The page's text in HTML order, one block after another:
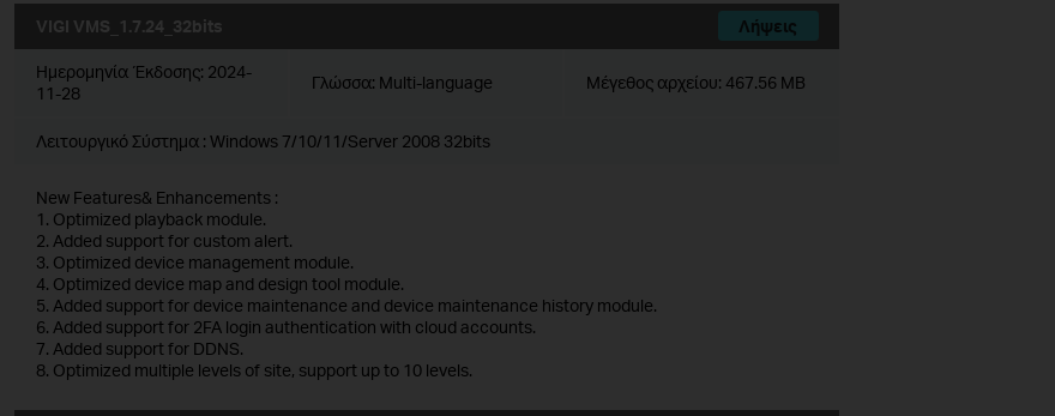
VIGI VMS_1.7.24_32bits Λήψεις
Ημερομηνία Έκδοσης: 2024-
11-28
Γλώσσα: Multi-language Μέγεθος αρχείου: 467.56 MB
Λειτουργικό Σύστημα : Windows 7/10/11/Server 2008 32bits
New Features& Enhancements :
1. Optimized playback module.
2. Added support for custom alert.
3. Optimized device management module.
4. Optimized device map and design tool module.
5. Added support for device maintenance and device maintenance history module.
6. Added support for 2FA login authentication with cloud accounts.
7. Added support for DDNS.
8. Optimized multiple levels of site, support up to 10 levels.